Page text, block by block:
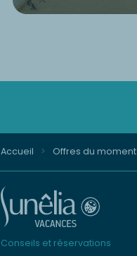
Accueil Offres du moment
Conseils et réservations